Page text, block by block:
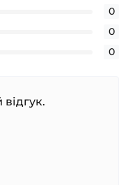
0
0
0